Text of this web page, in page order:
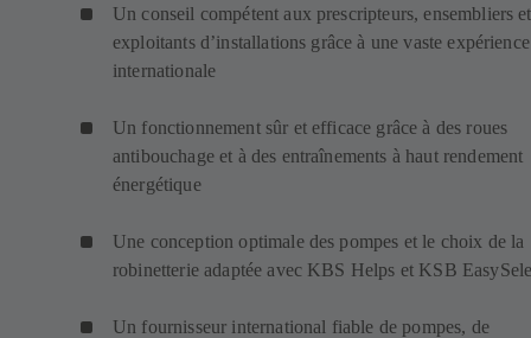
Un conseil compétent aux prescripteurs, ensembliers et
exploitants d’installations grâce à une vaste expérience
internationale
Un fonctionnement sûr et efficace grâce à des roues
antibouchage et à des entraînements à haut rendement
énergétique
Une conception optimale des pompes et le choix de la
robinetterie adaptée avec KBS Helps et KSB
Un fournisseur international fiable de pompes, de